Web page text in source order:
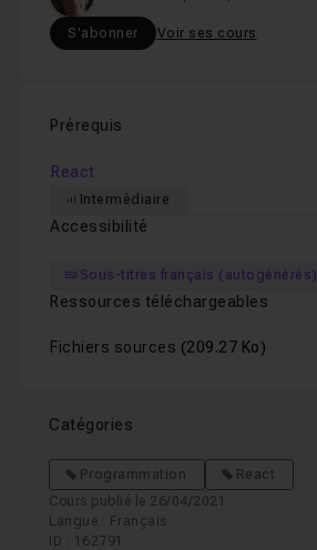
S'abonner Voir ses cours
Prérequis
React
Intermédiaire
Accessibilité
Sous-titres français (autogénérés)
Ressources téléchargeables
Fichiers sources (209.27 Ko)
Catégories
Programmation
React
Cours publié le 26/04/2021
Langue : Français
ID : 162791